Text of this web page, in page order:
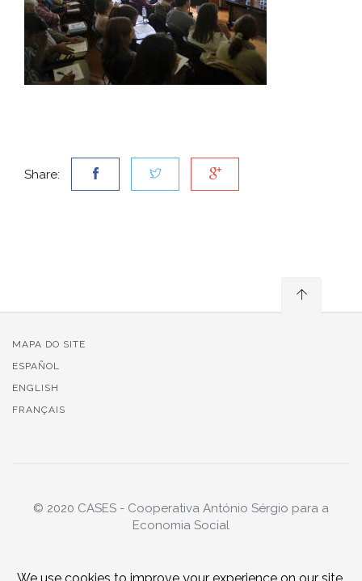
Share:
MAPA DO SITE
ESPAÑOL
ENGLISH
FRANÇAIS
© 2020 CASES - Cooperativa António Sérgio para a
Economia Social